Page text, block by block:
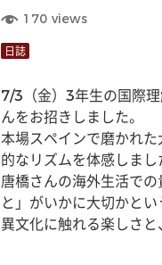
170 views
日誌
7/3（金）3年生の国際
んをお招きしました。
本場スペインで磨かれ
的なリズムを体感しまし
唐橋さんの海外生活で
と」がいかに大切かとい
異文化に触れる楽しさ